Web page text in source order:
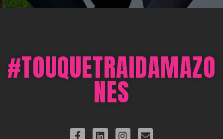
#TOUQUETRAIDAMAZO
NES